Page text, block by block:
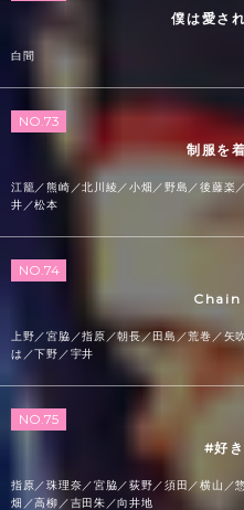
僕は愛さ
白間
NO.73
制服を
江籠／熊崎／北川綾／小畑／野島／後藤楽
井／松本
NO.74
上野／宮脇／指原／朝長／田島／荒巻／矢
は／下野／宇井
NO.75
#好
指原／珠理奈／宮脇／荻野／須田／横山／
畑／高柳／吉田朱／向井地